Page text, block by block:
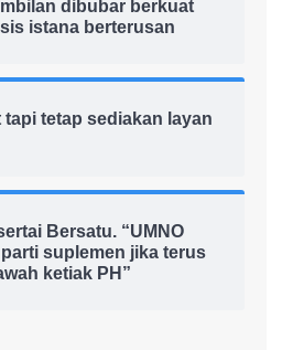
dibubar berkuat
istana berterusan
tapi tetap sediakan layan
Bersatu. “UMNO
suplemen jika terus
ketiak PH”